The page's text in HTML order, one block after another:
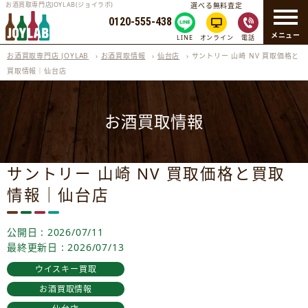
メニュー
お酒買取専門店JOYLAB(ジョイラボ)
0120-555-438
選べる無料査定
LINE オンライン 電話
お酒買取専門店 JOYLAB › お酒買取情報 › 仙台店 › サントリー 山崎 NV 買取価格と
買取情報｜仙台店
お酒買取情報
サントリー 山崎 NV 買取価格と買取
情報｜仙台店
公開日 : 2026/07/11
最終更新日 : 2026/07/13
ウイスキー買取
お酒買取情報